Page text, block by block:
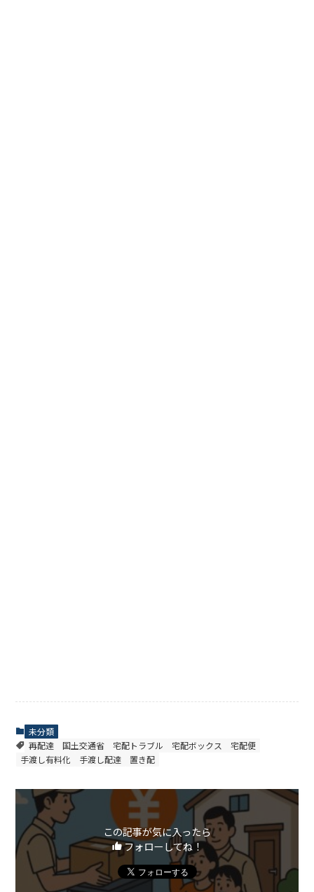
未分類
再配達
国土交通省 宅配トラブル 宅配ボックス
宅配便
手渡し有料化
手渡し配達 置き配
この記事が気に入ったら
フォローしてね！